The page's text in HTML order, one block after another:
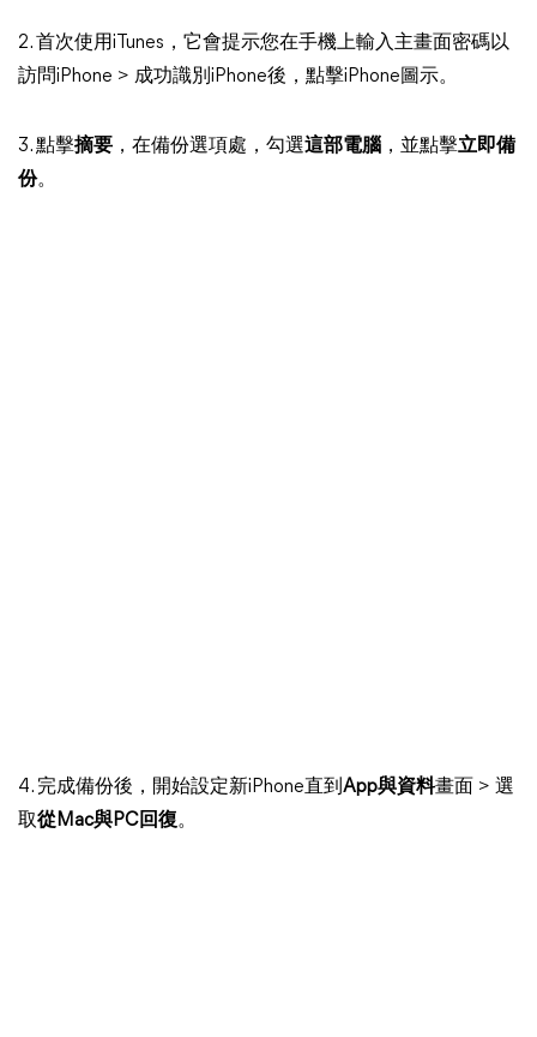
2. 首次使用iTunes，它會提示您在手機上輸入主畫面密碼以
訪問iPhone > 成功識別iPhone後，點擊iPhone圖示。
3. 點擊摘要 ，在備份選項處，勾選這部電腦 ，並點擊立即備
份。
4. 完成備份後，開始設定新iPhone直到 App與資料畫面 > 選
取從Mac與PC回復。